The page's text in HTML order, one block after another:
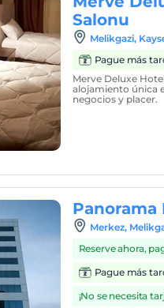
Salonu
Melikgazi,
Pague más
Merve Deluxe
alojamiento única
negocios y placer.
Panorama
Merkez,
Reserve ahora,
Pague más
¡No se necesita